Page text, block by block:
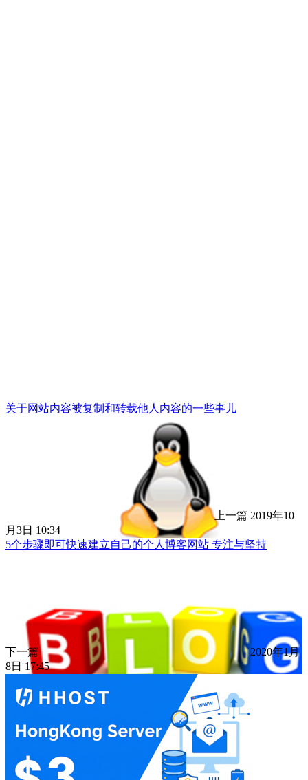
关于网站内容被复制和转载他人内容的一些事儿
上一篇 2019年10
月3日 10:34
5个步骤即可快速建立自己的个人博客网站 专注与坚持
下一篇
2020年1月
8日 17:45